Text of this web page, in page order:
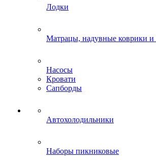
Лодки
Матрацы, надувные коврики
Насосы
Кровати
Сапборды
Автохолодильники
Наборы пикниковые